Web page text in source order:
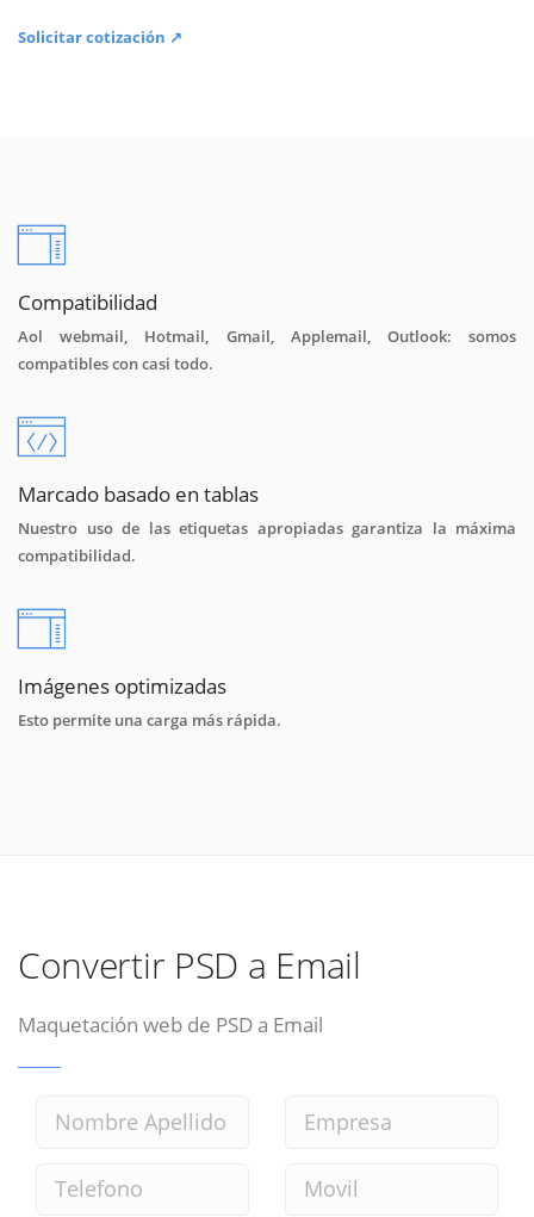
Solicitar cotización ↗
Compatibilidad
Aol webmail, Hotmail, Gmail, Applemail, Outlook: somos
compatibles con casi todo.
Marcado basado en tablas
Nuestro uso de las etiquetas apropiadas garantiza la máxima
compatibilidad.
Imágenes optimizadas
Esto permite una carga más rápida.
Convertir PSD a Email
Maquetación web de PSD a Email